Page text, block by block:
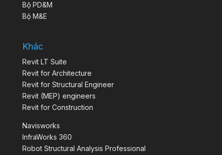
Bộ PD&M
Bộ M&E
Khác
Revit LT Suite
Revit for Architecture
Revit for Structural Engineer
Revit (MEP) engineers
Revit for Construction
Navisworks
InfraWorks 360
Robot Structural Analysis Professional